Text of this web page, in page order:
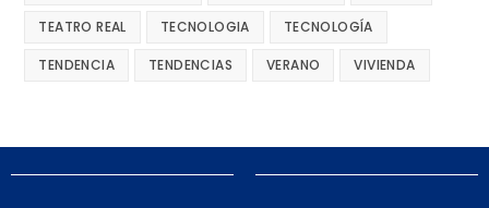
TEATRO REAL TECNOLOGIA TECNOLOGÍA
TENDENCIA TENDENCIAS VERANO VIVIENDA